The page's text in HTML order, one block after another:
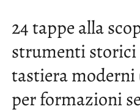
24 tappe alla
strumenti storici
tastiera
per formazioni